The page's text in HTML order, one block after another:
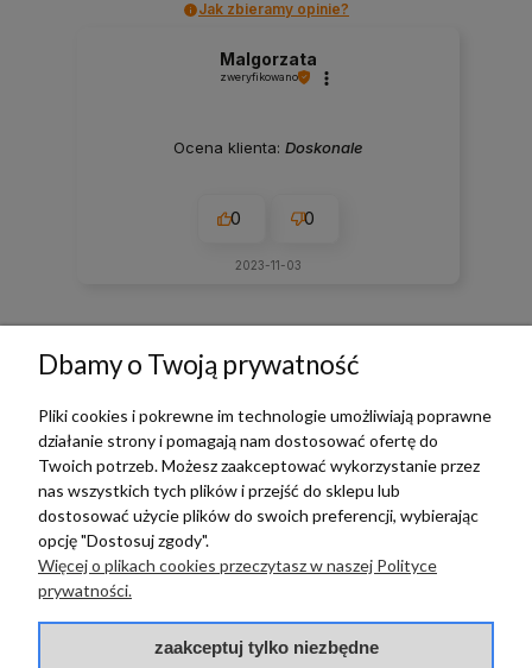
Jak zbieramy opinie?
Malgorzata
zweryfikowano
Ocena klienta: Doskonale
0 0
2023-11-03
TERRADECO
BAZA WIEDZY
PŁATNOŚCI I DOSTAWA
Dbamy o Twoją prywatność
Pliki cookies i pokrewne im technologie umożliwiają poprawne
działanie strony i pomagają nam dostosować ofertę do
Twoich potrzeb. Możesz zaakceptować wykorzystanie przez
nas wszystkich tych plików i przejść do sklepu lub
dostosować użycie plików do swoich preferencji, wybierając
opcję "Dostosuj zgody".
Więcej o plikach cookies przeczytasz w naszej Polityce
prywatności.
zaakceptuj tylko niezbędne